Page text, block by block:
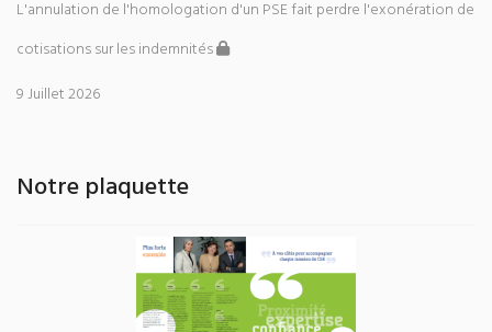
L'annulation de l'homologation d'un PSE fait perdre l'exonération de
cotisations sur les indemnités
9 Juillet 2026
Notre plaquette